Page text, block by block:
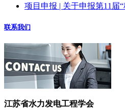
项目申报 | 关于申报第11届
联系我们
江苏省水力发电工程学会